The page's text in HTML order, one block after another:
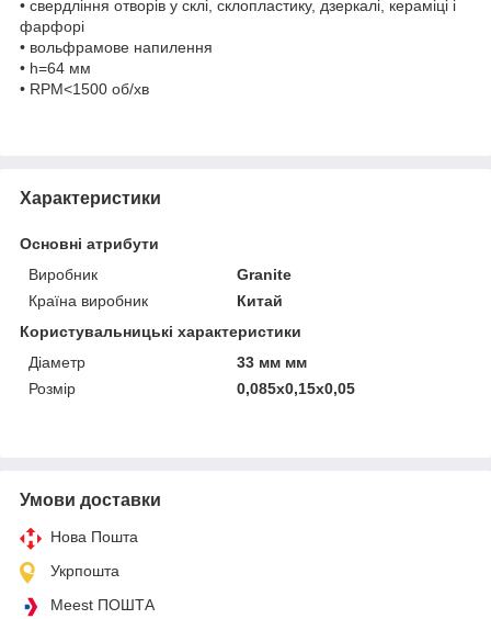
• свердління отворів у склі, склопластику, дзеркалі, кераміці і
фарфорі
• вольфрамове напилення
• h=64 мм
• RPM<1500 об/хв
Характеристики
Основні атрибути
Виробник
Granite
Країна виробник
Китай
Користувальницькі характеристики
Діаметр
33 мм мм
Розмір
0,085x0,15x0,05
Умови доставки
Нова Пошта
Укрпошта
Meest ПОШТА